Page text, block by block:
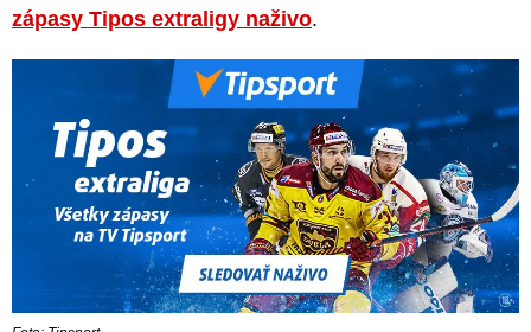
zápasy Tipos extraligy naživo.